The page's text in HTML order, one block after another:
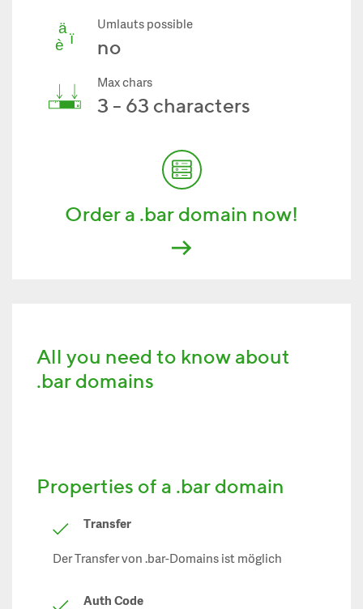
Umlauts possible
no
Max chars
3 - 63 characters
Order a .bar domain now!
All you need to know about
.bar domains
Properties of a .bar domain
Transfer
Der Transfer von .bar-Domains ist möglich
Auth Code